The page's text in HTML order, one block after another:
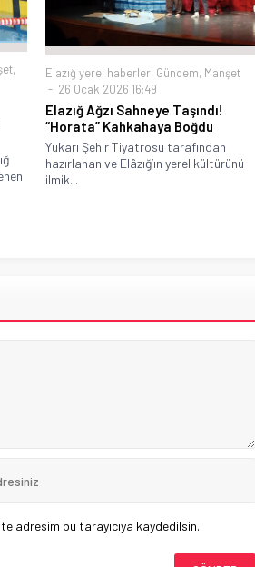
,
Elazığ yerel haberler, Gündem, Manşet
26 Ocak 2026 16:49
Elazığ Ağzı Sahneye Taşındı!
“Horata” Kahkahaya Boğdu
Yukarı Şehir Tiyatrosu tarafından
hazırlanan ve Elâzığ’ın yerel kültürünü
ilmik...
adresim bu tarayıcıya kaydedilsin.